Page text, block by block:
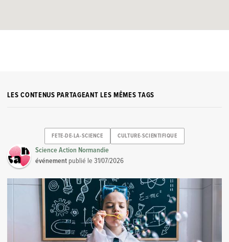
LES CONTENUS PARTAGEANT LES MÊMES TAGS
FETE-DE-LA-SCIENCE CULTURE-SCIENTIFIQUE
Science Action Normandie
événement publié le31/07/2026